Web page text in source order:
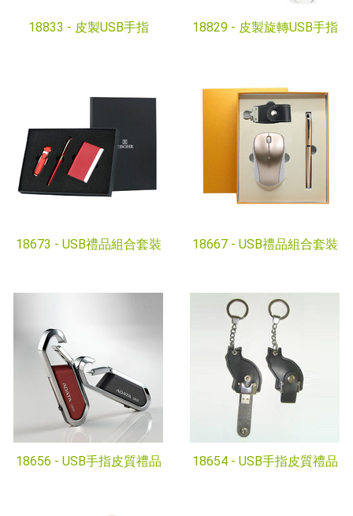
18833 - 皮製USB手指 18829 - 皮製旋轉USB手指
18673 - USB禮品組合套裝 18667 - USB禮品組合套裝
18656 - USB手指皮質禮品 18654 - USB手指皮質禮品